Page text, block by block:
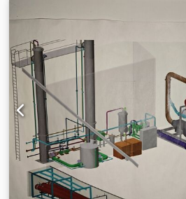
paja/heno/alfalfa, fabricada en
aproximadamente 7000 horas de
capacidad de producción horaria,
de 700 a 1200 kg, dependiendo de
tenemos disponible una prensa
por 95 000 €, con
funcionamiento, fabricada en
control para prensa de pellets
fabricación: 2018 Alimentación: TNC-
Frecuencia: 50 Hz Potencia: 195 kW
A Dkedpfxszrvh Es Adyjr Si tiene
necesita más información, no
mensaje o llamarnos.